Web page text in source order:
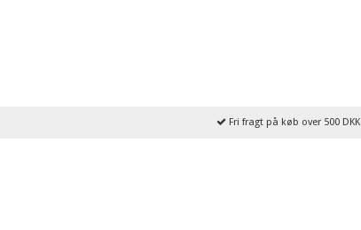
Fri fragt på køb over 500 DKK